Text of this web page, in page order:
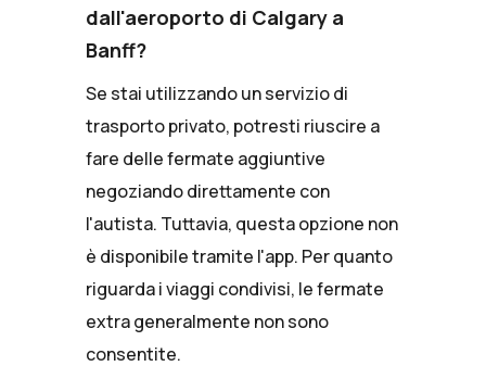
dall'aeroporto di Calgary a
Banff?
Se stai utilizzando un servizio di
trasporto privato, potresti riuscire a
fare delle fermate aggiuntive
negoziando direttamente con
l'autista. Tuttavia, questa opzione non
è disponibile tramite l'app. Per quanto
riguarda i viaggi condivisi, le fermate
extra generalmente non sono
consentite.